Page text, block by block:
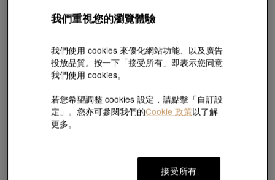
我們重視您的瀏覽體驗
我們使用 cookies 來優化網站功能、以及廣告
投放品質。按一下「接受所有」即表示您同意
我們使用 cookies。
若您希望調整 cookies 設定，請點擊「自訂設
定」。您亦可參閱我們的Cookie 政策以了解
更多。
接受所有